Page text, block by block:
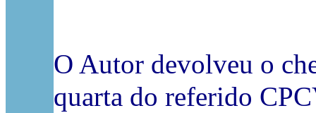
O Autor devolveu o
quarta do referido